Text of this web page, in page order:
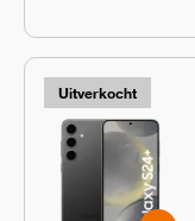
Uitverkocht